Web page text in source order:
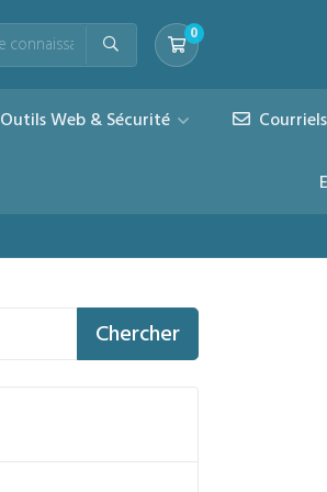
0
Votre panier
Outils Web & Sécurité
Chercher